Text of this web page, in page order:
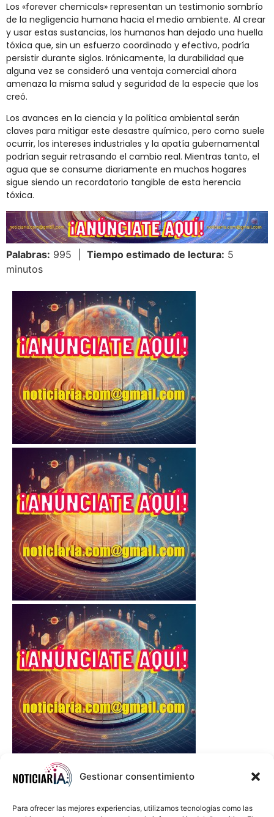
Gestionar consentimiento
Para ofrecer las mejores experiencias, utilizamos tecnologías como las
Los «forever chemicals» representan un testimonio sombrío
de la negligencia humana hacia el medio ambiente. Al crear
y usar estas sustancias, los humanos han dejado una huella
tóxica que, sin un esfuerzo coordinado y efectivo, podría
persistir durante siglos. Irónicamente, la durabilidad que
alguna vez se consideró una ventaja comercial ahora
amenaza la misma salud y seguridad de la especie que los
creó.
Los avances en la ciencia y la política ambiental serán
claves para mitigar este desastre químico, pero como suele
ocurrir, los intereses industriales y la apatía gubernamental
podrían seguir retrasando el cambio real. Mientras tanto, el
agua que se consume diariamente en muchos hogares
sigue siendo un recordatorio tangible de esta herencia
tóxica.
Palabras: 995 | Tiempo estimado de lectura: 5
minutos